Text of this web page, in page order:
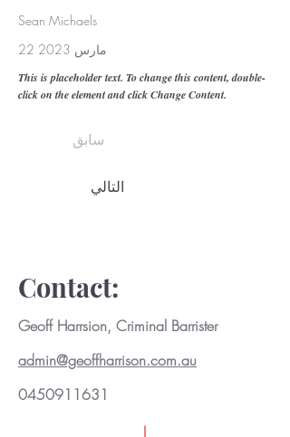
Sean Michaels
22 مارس 2023
This is placeholder text. To change this content, double-
click on the element and click Change Content.
سابق
التالي
Contact:
Geoff Harrsion, Criminal Barrister
admin@geoffharrison.com.au
0450911631